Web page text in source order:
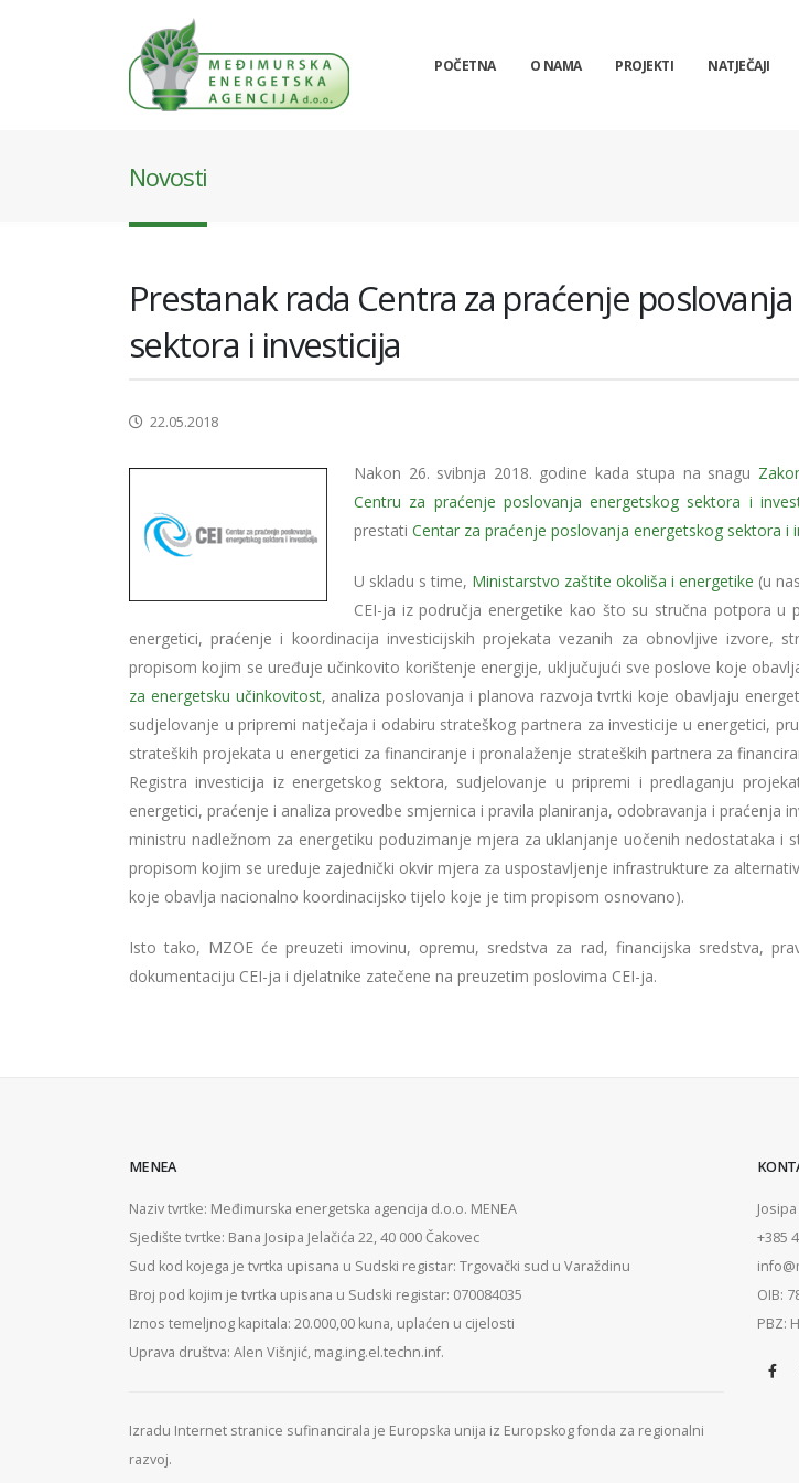
POČETNA O NAMA PROJEKTI NATJEČAJI
Novosti
Prestanak rada Centra za praćenje
sektora i investicija
22.05.2018
Nakon 26. svibnja 2018. godine kada stupa na snagu
Centru za praćenje poslovanja energetskog sektora i
prestati Centar za praćenje poslovanja energetskog sektora i
U skladu s time, Ministarstvo zaštite okoliša i energetike (u
CEI-ja iz područja energetike kao što su stručna potpora u
energetici, praćenje i koordinacija investicijskih projekata vezanih za obnovljive izvore,
propisom kojim se uređuje učinkovito korištenje energije, uključujući sve poslove koje
za energetsku učinkovitost, analiza poslovanja i planova razvoja tvrtki koje obavljaju
sudjelovanje u pripremi natječaja i odabiru strateškog partnera za investicije u energetici,
strateških projekata u energetici za financiranje i pronalaženje strateških partnera za
Registra investicija iz energetskog sektora, sudjelovanje u pripremi i predlaganju
energetici, praćenje i analiza provedbe smjernica i pravila planiranja, odobravanja i praćenja
ministru nadležnom za energetiku poduzimanje mjera za uklanjanje uočenih nedostataka i
propisom kojim se ureduje zajednički okvir mjera za uspostavljenje infrastrukture za
koje obavlja nacionalno koordinacijsko tijelo koje je tim propisom osnovano).
Isto tako, MZOE će preuzeti imovinu, opremu, sredstva za rad, financijska sredstva,
dokumentaciju CEI-ja i djelatnike zatečene na preuzetim poslovima CEI-ja.
MENEA
Naziv tvrtke: Međimurska energetska agencija d.o.o. MENEA
Sjedište tvrtke: Bana Josipa Jelačića 22, 40 000 Čakovec
Sud kod kojega je tvrtka upisana u Sudski registar: Trgovački sud u Varaždinu
Broj pod kojim je tvrtka upisana u Sudski registar: 070084035
Iznos temeljnog kapitala: 20.000,00 kuna, uplaćen u cijelosti
Uprava društva: Alen Višnjić, mag.ing.el.techn.inf.
Izradu Internet stranice sufinancirala je Europska unija iz Europskog fonda za regionalni
razvoj.
+385
OIB:
PBZ: